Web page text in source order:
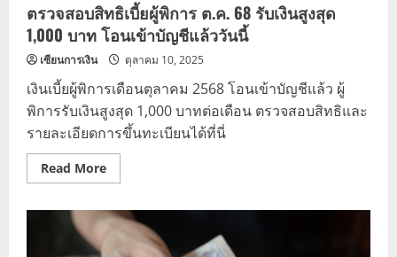
ตรวจสอบสิทธิเบี้ยผู้พิการ ต.ค. 68 รับเงินสูงสุด
1,000 บาท โอนเข้าบัญชีแล้ววันนี้
เซียนการเงิน ตุลาคม 10, 2025
เงินเบี้ยผู้พิการเดือนตุลาคม 2568 โอนเข้าบัญชีแล้ว ผู้
พิการรับเงินสูงสุด 1,000 บาทต่อเดือน ตรวจสอบสิทธิและ
รายละเอียดการขึ้นทะเบียนได้ที่นี่
Read MoreRead
more
สอบ
สิทธิ
เบี้ย